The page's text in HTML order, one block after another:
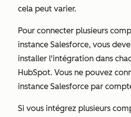
cela peut varier.
Pour connecter plusieurs
instance Salesforce, vous
installer l'intégration dans
HubSpot. Vous ne pouvez
instance Salesforce par
Si vous intégrez plusieurs